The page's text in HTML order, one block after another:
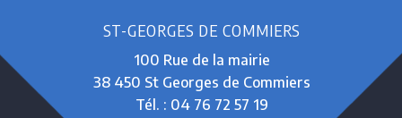
ST-GEORGES DE COMMIERS
100 Rue de la mairie
38 450 St Georges de Commiers
Tél. : 04 76 72 57 19